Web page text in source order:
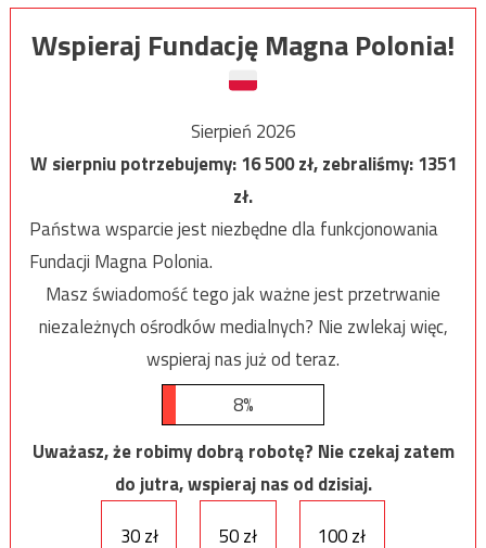
Wspieraj Fundację Magna Polonia!
Sierpień 2026
W sierpniu potrzebujemy:16 500zł, zebraliśmy:1351
zł.
Państwa wsparcie jest niezbędne dla funkcjonowania
Fundacji Magna Polonia.
Masz świadomość tego jak ważne jest przetrwanie
niezależnych ośrodków medialnych? Nie zwlekaj więc,
wspieraj nas już od teraz.
8%
Uważasz, że robimy dobrą robotę? Nie czekaj zatem
do jutra, wspieraj nas od dzisiaj.
30 zł
50 zł 100 zł